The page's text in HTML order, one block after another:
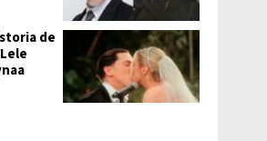
de